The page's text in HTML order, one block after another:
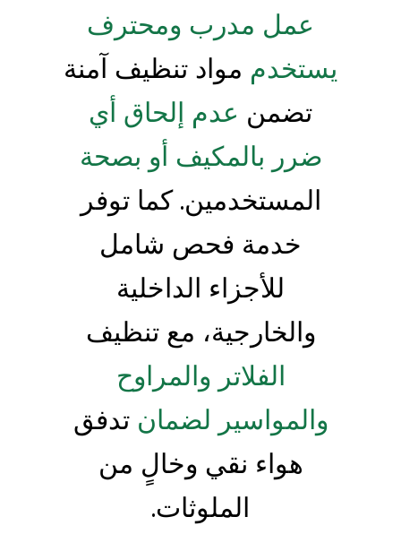
عمل مدرب ومحترف
يستخدم مواد تنظيف آمنة
تضمن عدم إلحاق أي
ضرر بالمكيف أو بصحة
المستخدمين. كما توفر
خدمة فحص شامل
للأجزاء الداخلية
والخارجية، مع تنظيف
الفلاتر والمراوح
والمواسير لضمان تدفق
هواء نقي وخالٍ من
الملوثات.